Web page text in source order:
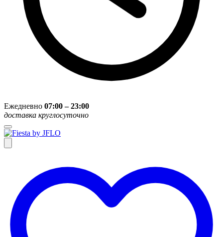
Ежедневно 07:00 – 23:00
доставка круглосуточно